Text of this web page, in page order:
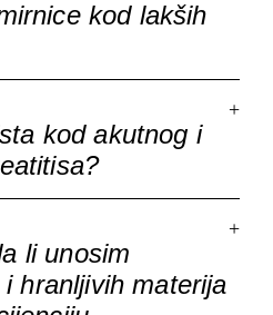
kod lakših
kod akutnog i
li unosim
hranljivih materija